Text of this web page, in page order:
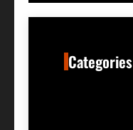
Categories